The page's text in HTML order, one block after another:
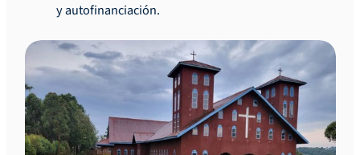
y autofinanciación.